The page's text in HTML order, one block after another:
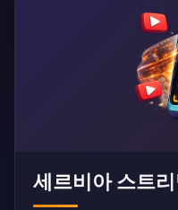
세르비아 스트